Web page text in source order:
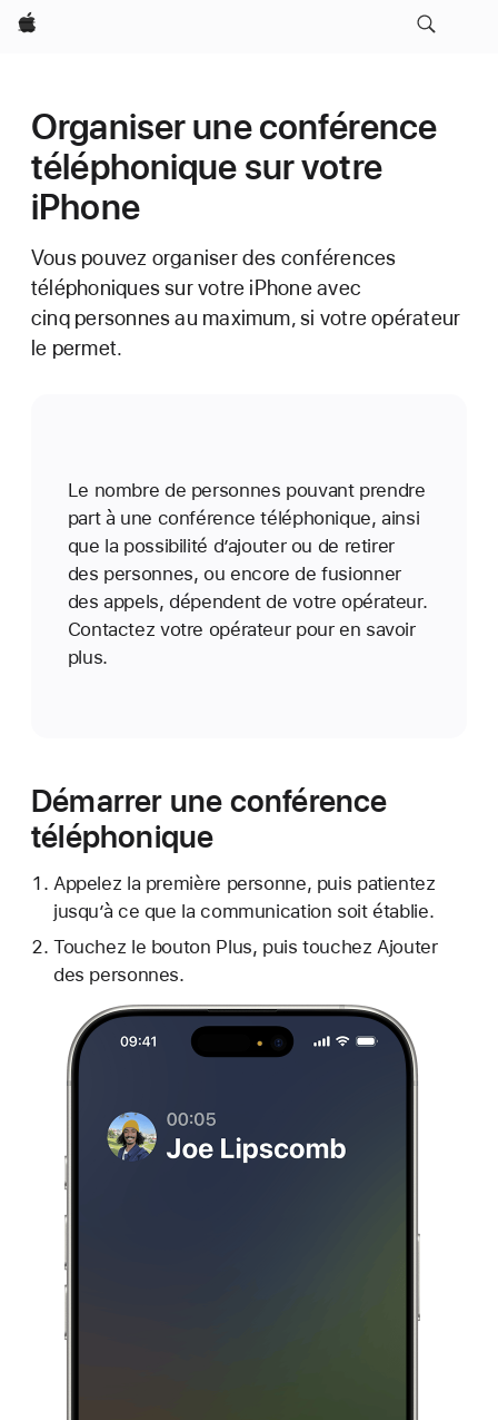
Apple
Organiser une conférence
téléphonique sur votre
iPhone
Vous pouvez organiser des conférences
téléphoniques sur votre iPhone avec
cinq personnes au maximum, si votre opérateur
le permet.
Le nombre de personnes pouvant prendre
part à une conférence téléphonique, ainsi
que la possibilité d’ajouter ou de retirer
des personnes, ou encore de fusionner
des appels, dépendent de votre opérateur.
Contactez votre opérateur pour en savoir
plus.
Démarrer une conférence
téléphonique
Appelez la première personne, puis patientez
jusqu’à ce que la communication soit établie.
Touchez le bouton Plus, puis touchez Ajouter
des personnes.